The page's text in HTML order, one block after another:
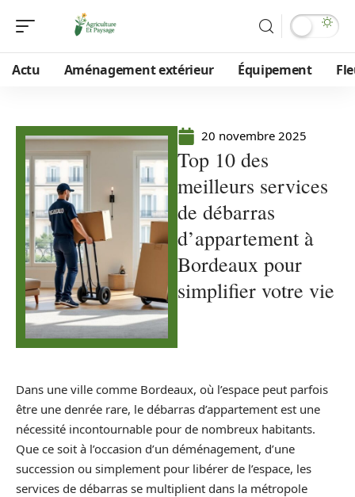
Actu Aménagement extérieur Équipement
20 novembre 2025
Top 10 des
meilleurs services
de débarras
d’appartement à
Bordeaux pour
simplifier votre vie
Dans une ville comme Bordeaux, où l’espace peut parfois
être une denrée rare, le débarras d’appartement est une
nécessité incontournable pour de nombreux habitants.
Que ce soit à l’occasion d’un déménagement, d’une
succession ou simplement pour libérer de l’espace, les
services de débarras se multiplient dans la métropole